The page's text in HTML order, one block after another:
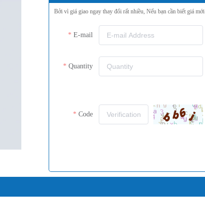
Bởi vì giá giao ngay thay đổi rất nhiều, Nếu bạn cần biết giá
E-mail
Quantity
Code